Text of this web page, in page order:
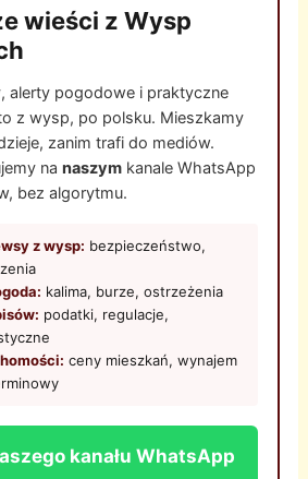
wieści z Wysp
alerty pogodowe i praktyczne
z wysp, po polsku. Mieszkamy
zanim trafi do mediów.
nanaszym kanale WhatsApp
bez algorytmu.
z wysp: bezpieczeństwo,
kalima, burze, ostrzeżenia
podatki, regulacje,
ceny mieszkań, wynajem
kanału WhatsApp